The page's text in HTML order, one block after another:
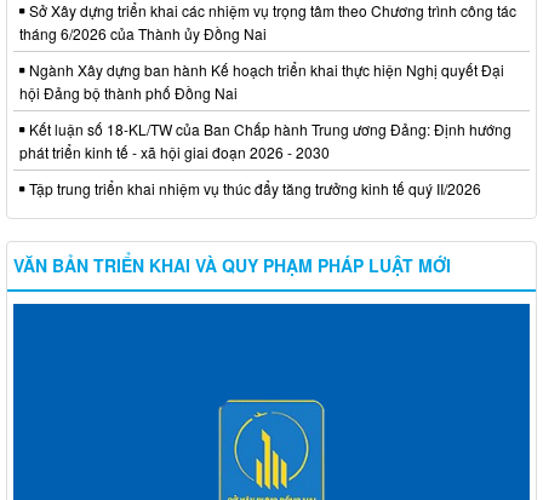
Sở Xây dựng triển khai các nhiệm vụ trọng tâm theo Chương trình công tác
tháng 6/2026 của Thành ủy Đồng Nai
Ngành Xây dựng ban hành Kế hoạch triển khai thực hiện Nghị quyết Đại
hội Đảng bộ thành phố Đồng Nai
Kết luận số 18-KL/TW của Ban Chấp hành Trung ương Đảng: Định hướng
phát triển kinh tế - xã hội giai đoạn 2026 - 2030
Tập trung triển khai nhiệm vụ thúc đẩy tăng trưởng kinh tế quý II/2026
VĂN BẢN TRIỂN KHAI VÀ QUY PHẠM PHÁP LUẬT MỚI